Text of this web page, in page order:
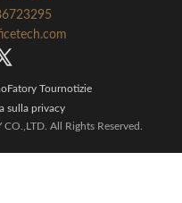
Fatory Tournotizie
sulla privacy
All Rights Reserved.